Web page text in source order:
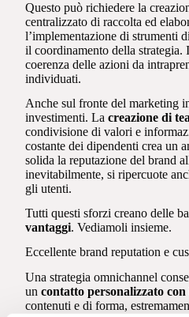
Questo può richiedere la
centralizzato di raccolta ed
l’implementazione di strumenti
il coordinamento della strategia.
coerenza delle azioni da
individuati.
Anche sul fronte del marketing
investimenti. Lacreazione di
condivisione di valori e
costante dei dipendenti crea un
solida la reputazione del brand
inevitabilmente, si ripercuote
gli utenti.
Tutti questi sforzi creano delle
vantaggi. Vediamoli insieme.
Eccellente brand reputation e
Una strategia omnichannel
uncontatto personalizzato
contenuti e di forma,